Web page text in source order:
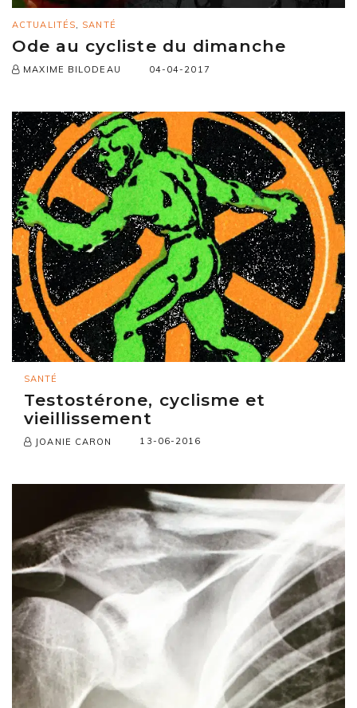
ACTUALITÉS, SANTÉ
Ode au cycliste du dimanche
MAXIME BILODEAU 04-04-2017
SANTÉ
Testostérone, cyclisme et
vieillissement
JOANIE CARON 13-06-2016